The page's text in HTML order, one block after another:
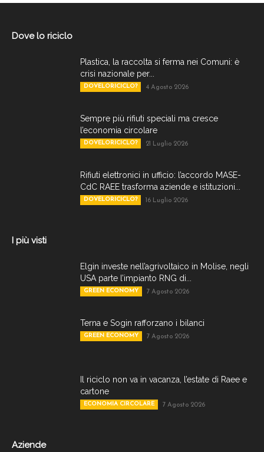
Dove lo riciclo
Plastica, la raccolta si ferma nei Comuni: è
crisi nazionale per...
DOVELORICICLO? 4 Agosto 2026
Sempre più rifiuti speciali ma cresce
l’economia circolare
DOVELORICICLO? 21 Luglio 2026
Rifiuti elettronici in ufficio: l’accordo MASE-
CdC RAEE trasforma aziende e istituzioni...
DOVELORICICLO? 16 Luglio 2026
I più visti
Elgin investe nell’agrivoltaico in Molise, negli
USA parte l’impianto RNG di...
GREEN ECONOMY 7 Agosto 2026
Terna e Sogin rafforzano i bilanci
GREEN ECONOMY 7 Agosto 2026
Il riciclo non va in vacanza, l’estate di Raee e
cartone
ECONOMIA CIRCOLARE 7 Agosto 2026
Aziende